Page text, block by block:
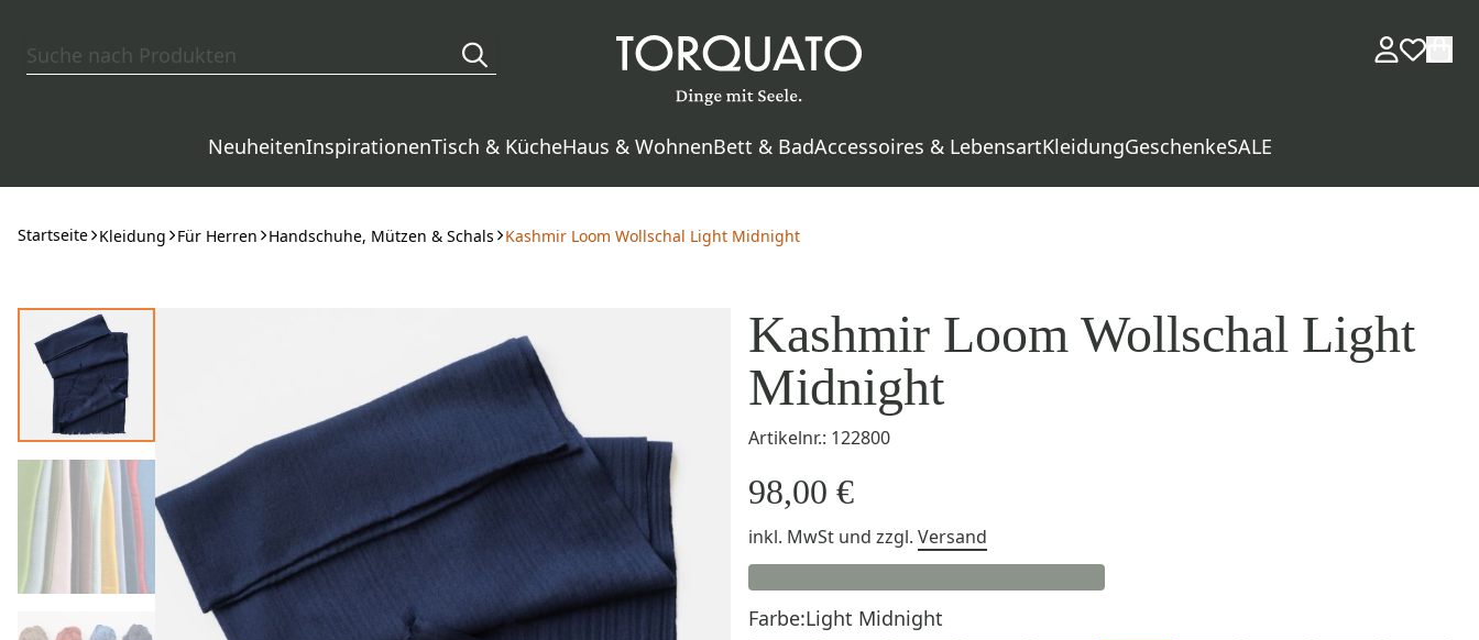
NeuheitenInspirationenTisch & KücheHaus & WohnenBett & BadAccessoires & LebensartKleidungGeschenkeSALE
Startseite Kleidung Für Herren Handschuhe, Mützen & Schals Kashmir Loom Wollschal Light Midnight
Kashmir Loom Wollschal Light
Midnight
Artikelnr.: 122800
98,00 €
inkl. MwSt und zzgl. Versand
Farbe:Light Midnight